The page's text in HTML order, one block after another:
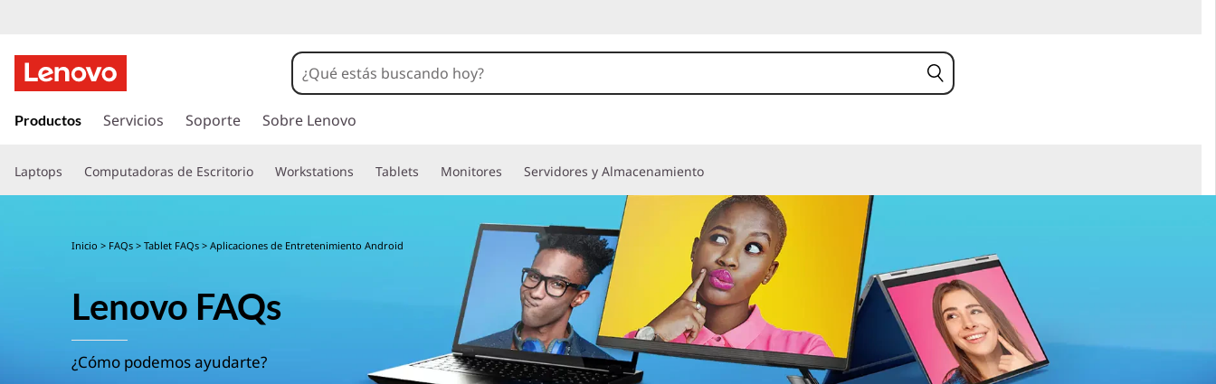
r
c
o
Productos Servicios Soporte Sobre Lenovo
Laptops Computadoras de Escritorio Workstations Tablets Monitores Servidores y Almacenamiento
Inicio > FAQs >Tablet FAQs > Aplicaciones de Entretenimiento Android
Lenovo FAQs
¿Cómo podemos ayudarte?